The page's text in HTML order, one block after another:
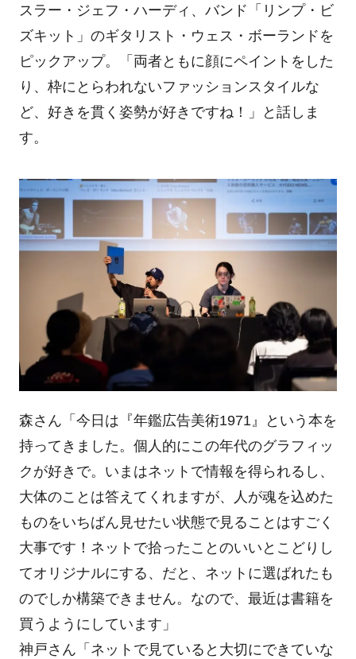
スラー・ジェフ・ハーディ、バンド「リンプ・ビ
ズキット」のギタリスト・ウェス・ボーランドを
ピックアップ。「両者ともに顔にペイントをした
り、枠にとらわれないファッションスタイルな
ど、好きを貫く姿勢が好きですね！」と話しま
す。
森さん「今日は『年鑑広告美術1971』という本を
持ってきました。個人的にこの年代のグラフィッ
クが好きで。いまはネットで情報を得られるし、
大体のことは答えてくれますが、人が魂を込めた
ものをいちばん見せたい状態で見ることはすごく
大事です！ネットで拾ったことのいいとこどりし
てオリジナルにする、だと、ネットに選ばれたも
のでしか構築できません。なので、最近は書籍を
買うようにしています」
神戸さん「ネットで見ていると大切にできていな